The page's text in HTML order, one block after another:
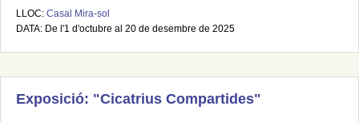
LLOC: Casal Mira-sol
DATA: De l'1 d'octubre al 20 de desembre de 2025
Exposició: "Cicatrius Compartides"